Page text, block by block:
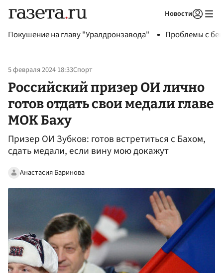
Новости
Покушение на главу "Уралдронзавода" Проблемы с
5 февраля 2024 18:33Спорт
Российский призер ОИ лично
готов отдать свои медали главе
МОК Баху
Призер ОИ Зубков: готов встретиться с Бахом,
сдать медали, если вину мою докажут
Анастасия Баринова